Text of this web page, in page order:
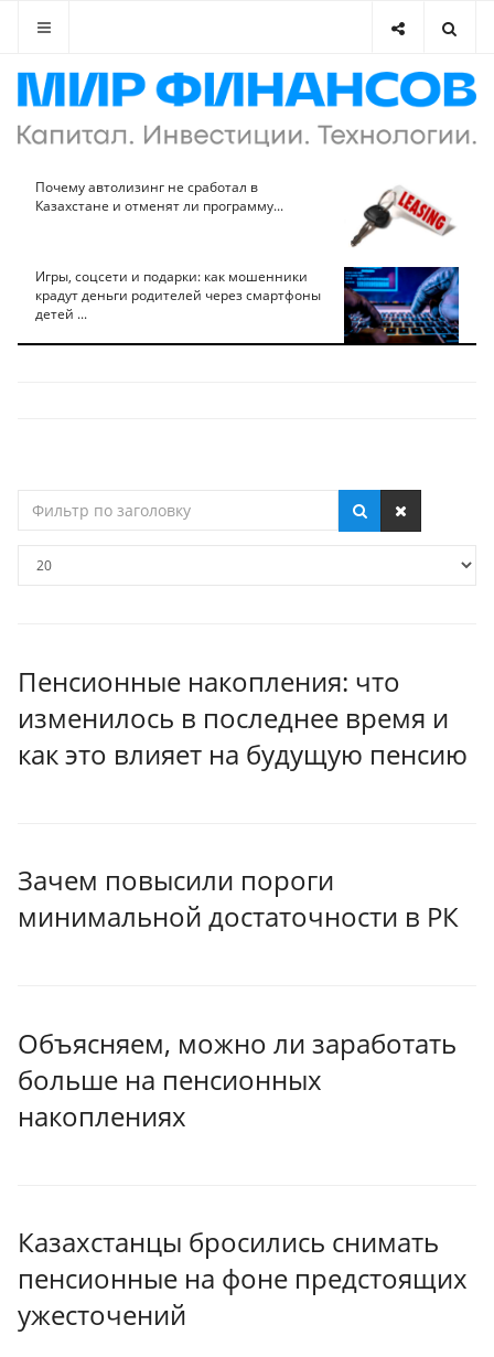
Почему автолизинг не сработал в
Казахстане и отменят ли программу...
Игры, соцсети и подарки: как мошенники
крадут деньги родителей через смартфоны
детей ...
по
Пенсионные накопления: что
изменилось в последнее время и
как это влияет на будущую пенсию
Зачем повысили пороги
минимальной достаточности в РК
Объясняем, можно ли заработать
больше на пенсионных
накоплениях
Казахстанцы бросились снимать
пенсионные на фоне предстоящих
ужесточений